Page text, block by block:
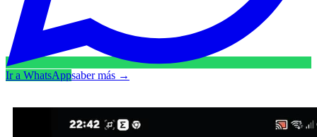
Ir a WhatsAppsaber más →